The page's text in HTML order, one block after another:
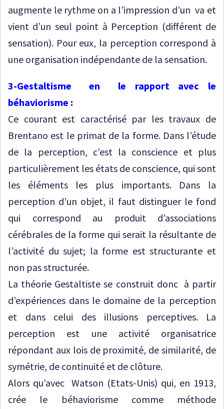
augmente le rythme on a l’impression d’un va et
vient d’un seul point à Perception (différent de
sensation). Pour eux, la perception correspond à
une organisation indépendante de la sensation.
3-Gestaltisme en le rapport avec le
béhaviorisme :
Ce courant est caractérisé par les travaux de
Brentano est le primat de la forme. Dans l’étude
de la perception, c’est la conscience et plus
particulièrement les états de conscience, qui sont
les éléments les plus importants. Dans la
perception d’un objet, il faut distinguer le fond
qui correspond au produit d’associations
cérébrales de la forme qui serait la résultante de
l’activité du sujet; la forme est structurante et
non pas structurée.
La théorie Gestaltiste se construit donc à partir
d’expériences dans le domaine de la perception
et dans celui des illusions perceptives. La
perception est une activité organisatrice
répondant aux lois de proximité, de similarité, de
symétrie, de continuité et de clôture.
Alors qu’avec Watson (Etats-Unis) qui, en 1913,
crée le béhaviorisme comme méthode